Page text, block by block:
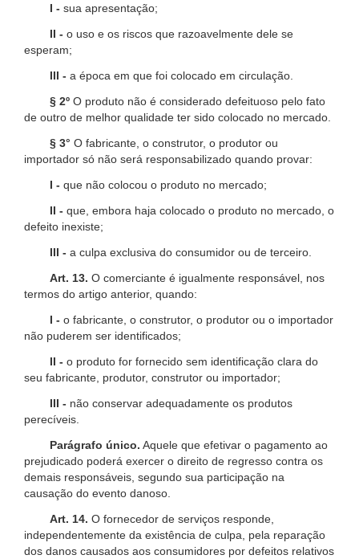
I - sua apresentação;
II - o uso e os riscos que razoavelmente dele se
esperam;
III - a época em que foi colocado em circulação.
§ 2º O produto não é considerado defeituoso pelo fato
de outro de melhor qualidade ter sido colocado no mercado.
§ 3° O fabricante, o construtor, o produtor ou
importador só não será responsabilizado quando provar:
I - que não colocou o produto no mercado;
II - que, embora haja colocado o produto no mercado, o
defeito inexiste;
III - a culpa exclusiva do consumidor ou de terceiro.
Art. 13. O comerciante é igualmente responsável, nos
termos do artigo anterior, quando:
I - o fabricante, o construtor, o produtor ou o importador
não puderem ser identificados;
II - o produto for fornecido sem identificação clara do
seu fabricante, produtor, construtor ou importador;
III - não conservar adequadamente os produtos
perecíveis.
Parágrafo único. Aquele que efetivar o pagamento ao
prejudicado poderá exercer o direito de regresso contra os
demais responsáveis, segundo sua participação na
causação do evento danoso.
Art. 14. O fornecedor de serviços responde,
independentemente da existência de culpa, pela reparação
dos danos causados aos consumidores por defeitos relativos